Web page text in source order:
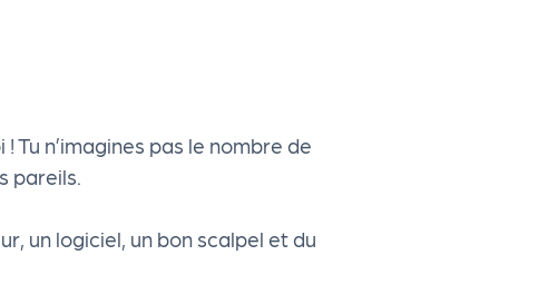
Tu n’imagines pas le nombre de
pareils.
un logiciel, un bon scalpel et du